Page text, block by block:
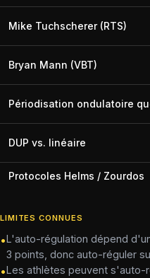
Mike Tuchscherer (RTS)
Bryan Mann (VBT)
Périodisation ondulatoire
DUP vs. linéaire
Protocoles Helms / Zourdos
LIMITES CONNUES
•L'auto-régulation dépend
3 points, donc auto-réguler
•Les athlètes peuvent s'auto-